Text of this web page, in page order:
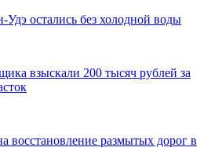
Удэ остались без холодной воды
взыскали 200 тысяч рублей за
восстановление размытых дорог в